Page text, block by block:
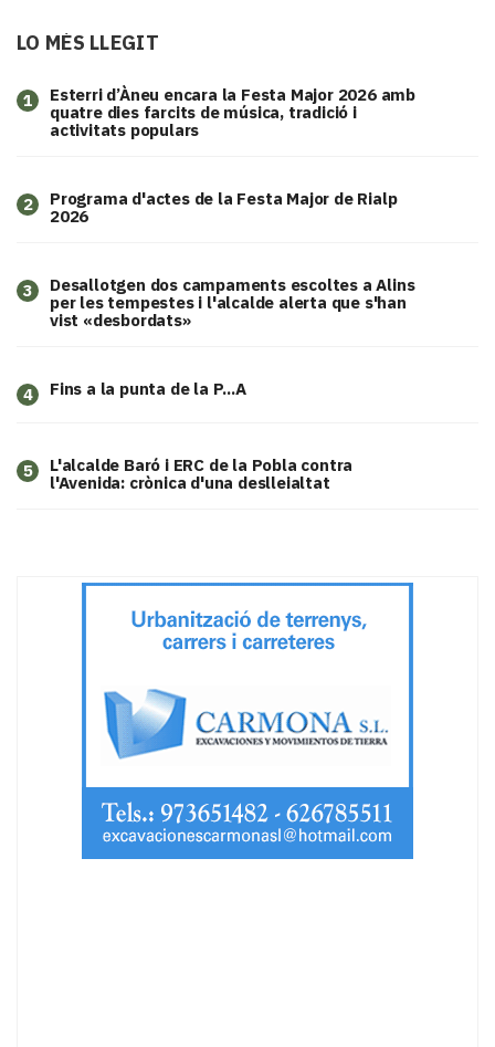
LO MÉS LLEGIT
1
Esterri d’Àneu encara la Festa Major 2026 amb
quatre dies farcits de música, tradició i
activitats populars
2
Programa d'actes de la Festa Major de Rialp
2026
3
​Desallotgen dos campaments escoltes a Alins
per les tempestes i l'alcalde alerta que s'han
vist «desbordats»
4 Fins a la punta de la P...A
5
L'alcalde Baró i ERC de la Pobla contra
l'Avenida: crònica d'una deslleialtat